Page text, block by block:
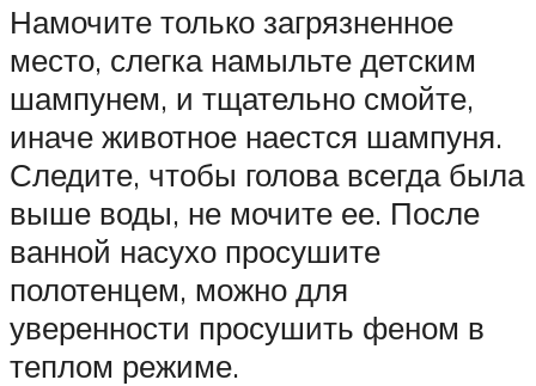
Намочите только загрязненное
место, слегка намыльте детским
шампунем, и тщательно смойте,
иначе животное наестся шампуня.
Следите, чтобы голова всегда была
выше воды, не мочите ее. После
ванной насухо просушите
полотенцем, можно для
уверенности просушить феном в
теплом режиме.